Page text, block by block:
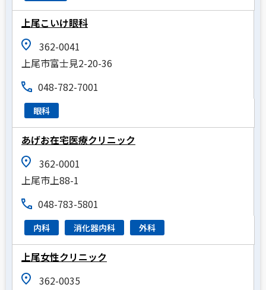
上尾こいけ眼科
362-0041
上尾市富士見2-20-36
048-782-7001
眼科
あげお在宅医療クリニック
362-0001
上尾市上88-1
048-783-5801
内科 消化器内科 外科
上尾女性クリニック
362-0035